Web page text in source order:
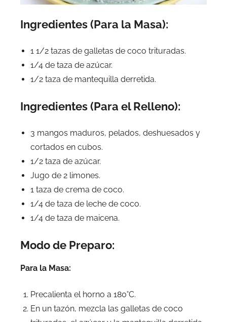
Ingredientes (Para la Masa):
1 1/2 tazas de galletas de coco trituradas.
1/4 de taza de azúcar.
1/2 taza de mantequilla derretida.
Ingredientes (Para el Relleno):
3 mangos maduros, pelados, deshuesados y
cortados en cubos.
1/2 taza de azúcar.
Jugo de 2 limones.
1 taza de crema de coco.
1/4 de taza de leche de coco.
1/4 de taza de maicena.
Modo de Preparo:
Para la Masa:
Precalienta el horno a 180°C.
En un tazón, mezcla las galletas de coco